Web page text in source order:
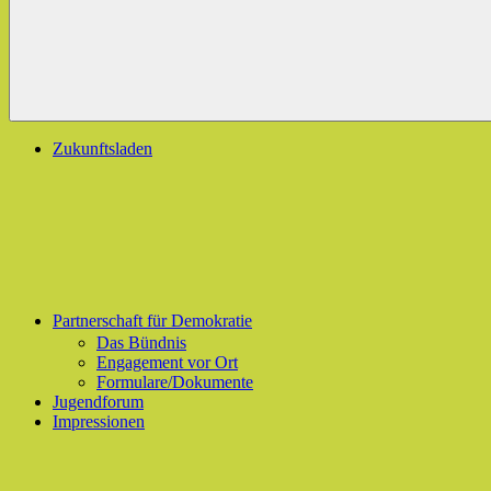
Zukunftsladen
Partnerschaft für Demokratie
Das Bündnis
Engagement vor Ort
Formulare/Dokumente
Jugendforum
Impressionen